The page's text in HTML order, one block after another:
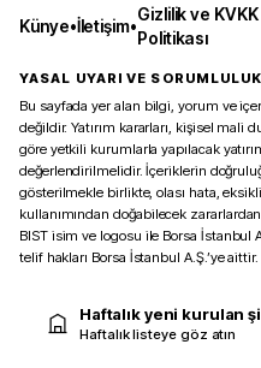
Künye•İletişim•
Gizlilik ve KVKK
Politikası
YASAL UYARI VE
Bu sayfada yer alan bilgi, yorum ve
değildir. Yatırım kararları, kişisel
göre yetkili kurumlarla yapılacak
değerlendirilmelidir. İçeriklerin
gösterilmekle birlikte, olası hata,
kullanımından doğabilecek
BIST isim ve logosu ile Borsa İstanbul
telif hakları Borsa İstanbul A.Ş.’ye aittir.
Haftalık yeni kurulan
Haftalık listeye göz atın